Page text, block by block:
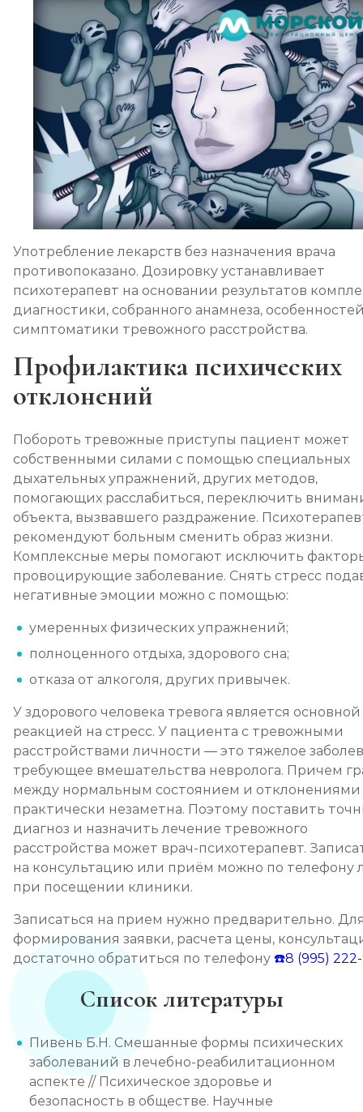
Употребление лекарств без назначения врача
противопоказано. Дозировку устанавливает
психотерапевт на основании результатов
диагностики, собранного анамнеза,
симптоматики тревожного расстройства.
Профилактика психических
отклонений
Побороть тревожные приступы пациент может
собственными силами с помощью специальных
дыхательных упражнений, других методов,
помогающих расслабиться, переключить
объекта, вызвавшего раздражение.
рекомендуют больным сменить образ жизни.
Комплексные меры помогают исключить
провоцирующие заболевание. Снять стресс
негативные эмоции можно с помощью:
умеренных физических упражнений;
полноценного отдыха, здорового сна;
отказа от алкоголя, других привычек.
У здорового человека тревога является основной
реакцией на стресс. У пациента с тревожными
расстройствами личности — это тяжелое
требующее вмешательства невролога. Причем
между нормальным состоянием и отклонениями
практически незаметна. Поэтому поставить
диагноз и назначить лечение тревожного
расстройства может врач-психотерапевт.
на консультацию или приём можно по телефону
при посещении клиники.
Записаться на прием нужно предварительно.
формирования заявки, расчета цены,
достаточно обратиться по телефону ☎️8 (995)
Список литературы
Пивень Б.Н. Смешанные формы психических
заболеваний в лечебно-реабилитационном
аспекте // Психическое здоровье и
безопасность в обществе. Научные